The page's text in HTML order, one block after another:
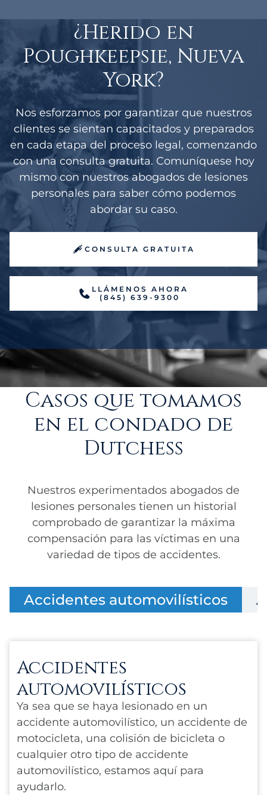
¿Herido en
Poughkeepsie, Nueva
York?
Nos esforzamos por garantizar que nuestros
clientes se sientan capacitados y preparados
en cada etapa del proceso legal, comenzando
con una consulta gratuita. Comuníquese hoy
mismo con nuestros abogados de lesiones
personales para saber cómo podemos
abordar su caso.
CONSULTA GRATUITA
LLÁMENOS AHORA
(845) 639-9300
Casos que tomamos
en el condado de
Dutchess
Nuestros experimentados abogados de
lesiones personales tienen un historial
comprobado de garantizar la máxima
compensación para las víctimas en una
variedad de tipos de accidentes.
Accidentes automovilísticos
Accidentes
automovilísticos
Ya sea que se haya lesionado en un
accidente automovilístico, un accidente de
motocicleta, una colisión de bicicleta o
cualquier otro tipo de accidente
automovilístico, estamos aquí para
ayudarlo.